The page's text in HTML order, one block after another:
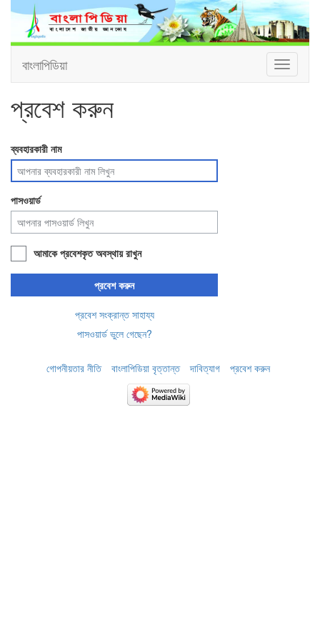
Toggle
বাংলাপিডিয়া
প্রবেশ করুন
ব্যবহারকারী নাম
পাসওয়ার্ড
আমাকে প্রবেশকৃত অবস্থায় রাখুন
প্রবেশ করুন
প্রবেশ সংক্রান্ত সাহায্য
পাসওয়ার্ড ভুলে গেছেন?
গোপনীয়তার নীতি বাংলাপিডিয়া বৃত্তান্ত দাবিত্যাগ প্রবেশ করুন